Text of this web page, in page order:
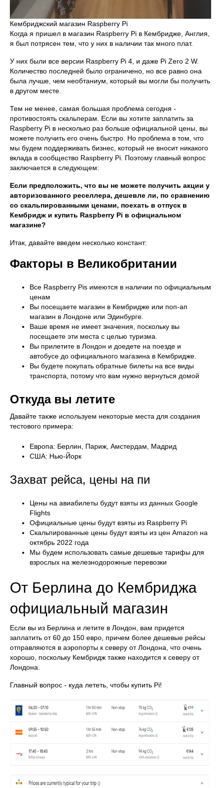
Кембриджский магазин Raspberry Pi
Когда я пришел в магазин Raspberry Pi в Кембридже, Англия,
я был потрясен тем, что у них в наличии так много плат.
У них были все версии Raspberry Pi 4, и даже Pi Zero 2 W.
Количество последней было ограничено, но все равно она
была лучше, чем необтаниум, который вы могли бы получить
в другом месте.
Тем не менее, самая большая проблема сегодня -
противостоять скальперам. Если вы хотите заплатить за
Raspberry Pi в несколько раз больше официальной цены, вы
можете получить его очень быстро. Но проблема в том, что
мы будем поддерживать бизнес, который не вносит никакого
вклада в сообщество Raspberry Pi. Поэтому главный вопрос
заключается в следующем:
Если предположить, что вы не можете получить акции у
авторизованного реселлера, дешевле ли, по сравнению
со скальпированными ценами, поехать в отпуск в
Кембридж и купить Raspberry Pi в официальном
магазине?
Итак, давайте введем несколько констант:
Факторы в Великобритании
Все Raspberry Pis имеются в наличии по официальным
ценам
Вы посещаете магазин в Кембридже или поп-ап
магазин в Лондоне или Эдинбурге.
Ваше время не имеет значения, поскольку вы
посещаете эти места с целью туризма.
Вы прилетите в Лондон и доедете на поезде и
автобусе до официального магазина в Кембридже.
Вы будете покупать обратные билеты на все виды
транспорта, потому что вам нужно вернуться домой
Откуда вы летите
Давайте также используем некоторые места для создания
тестового примера:
Европа: Берлин, Париж, Амстердам, Мадрид
США: Нью-Йорк
Захват рейса, цены на пи
Цены на авиабилеты будут взяты из данных Google
Flights
Официальные цены будут взяты из Raspberry Pi
Скальпированные цены будут взяты из цен Amazon на
октябрь 2022 года
Мы будем использовать самые дешевые тарифы для
взрослых на железнодорожные перевозки
От Берлина до Кембриджа
официальный магазин
Если вы из Берлина и летите в Лондон, вам придется
заплатить от 60 до 150 евро, причем более дешевые рейсы
отправляются в аэропорты к северу от Лондона, что очень
хорошо, поскольку Кембридж также находится к северу от
Лондона.
Главный вопрос - куда лететь, чтобы купить Pi!